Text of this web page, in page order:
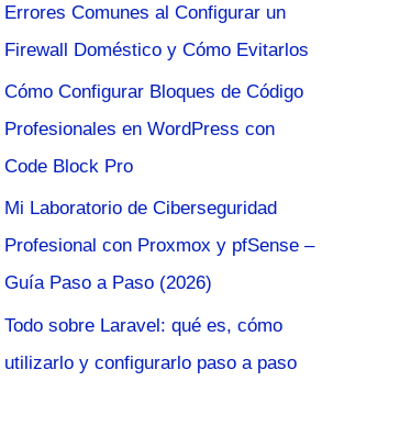
o
r
:
Errores Comunes al Configurar un
Firewall Doméstico y Cómo Evitarlos
Cómo Configurar Bloques de Código
Profesionales en WordPress con
Code Block Pro
Mi Laboratorio de Ciberseguridad
Profesional con Proxmox y pfSense –
Guía Paso a Paso (2026)
Todo sobre Laravel: qué es, cómo
utilizarlo y configurarlo paso a paso